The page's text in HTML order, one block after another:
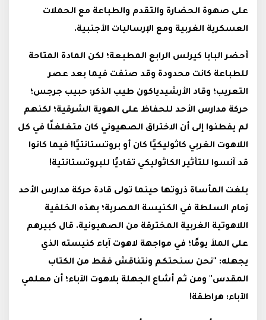
على صهوة الحضارة والتقدم والطباعة مع الحملات
العسكرية الغربية ومع الإرساليات الأجنبية.
أحضر البابا كيرلس الرابع المطبعة؛ لكن المادة المتاحة
للطباعة كانت محدودة وقد صنفت فيما بعد عصر
التعريب؛ وقاد الأرشيدياكون طيب الذكر: حبيب جرجس؛
حركة مدارس الأحد للحفاظ على الهوية الشرقية؛ لكنهم
لم يفطنوا إلى أن الاختراق الصهيوني كان متغلغلًا في كل
اللاهوت الغربي كاثوليكيًا كان أو بروتستانتيًا! فيما كانوا
قد آنسوا للتأثير الكاثوليكي تفاديًا للبروتستانتية!
بلغت المأساة ذروتها حينما تولى قادة حركة مدارس الأحد
زمام السلطة في الكنيسة المصرية؛ بهذه الخلفية
اللاهوتية الغربية المخترقة من الصهيونية. قال كبيرهم
على الملأ يومًا؛ في مواجهة لاهوت آباء كنيسته الذي
يجهله: "نحن سنحتكم ونتناقش فقط من الكتاب
المقدس" ومن ثم أشاع الجهلة بلاهوت الآباء؛ أن معلمي
الآباء: هراطقة!